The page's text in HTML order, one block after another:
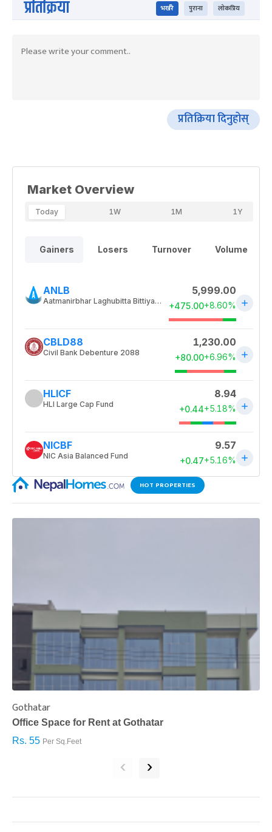
प्रतिक्रिया भर्खरै पुराना लोकप्रिय
प्रतिक्रिया दिनुहोस्
HOT PROPERTIES
Gothatar
Office Space for Rent at Gothatar
Rs. 55 Per Sq.Feet
‹ ›